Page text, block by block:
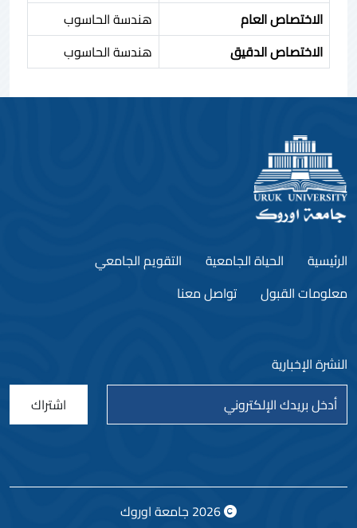
الاختصاص العام
هندسة الحاسوب
الاختصاص الدقيق
هندسة الحاسوب
الرئيسية الحياة الجامعية
التقويم الجامعي
معلومات القبول
تواصل معنا
النشرة الإخبارية
اشتراك
2026 جامعة اوروك